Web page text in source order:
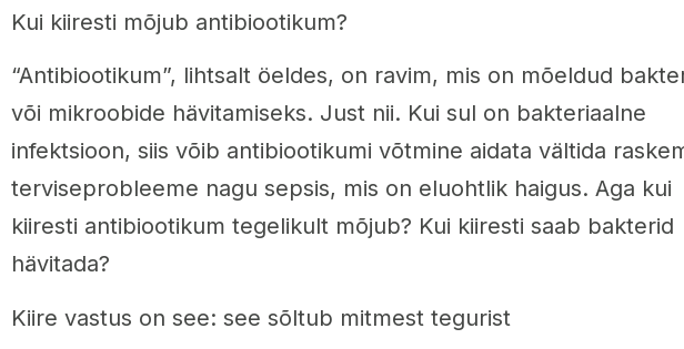
Kui kiiresti mõjub antibiootikum?
“Antibiootikum”, lihtsalt öeldes, on ravim, mis on mõeldud
või mikroobide hävitamiseks. Just nii. Kui sul on bakteriaalne
infektsioon, siis võib antibiootikumi võtmine aidata vältida
terviseprobleeme nagu sepsis, mis on eluohtlik haigus. Aga kui
kiiresti antibiootikum tegelikult mõjub? Kui kiiresti saab bakterid
hävitada?
Kiire vastus on see: see sõltub mitmest tegurist